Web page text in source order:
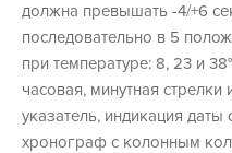
должна превышать -4/+6
последовательно в 5
при температуре: 8, 23 и
часовая, минутная
указатель, индикация
хронограф с колонным